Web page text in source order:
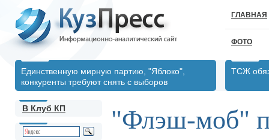
ГЛАВНАЯ
ФОТО
Единственную мирную партию, "Яблоко",
конкуренты требуют снять с выборов
ТСЖ
В Клуб КП "Флэш-моб"